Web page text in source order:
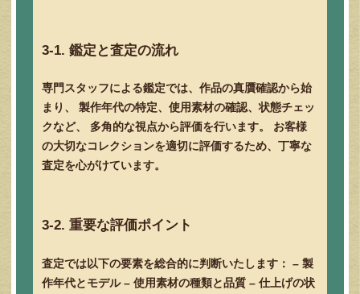
3-1. 鑑定と査定の流れ
専門スタッフによる鑑定では、作品の真贋確認から始
まり、 製作年代の特定、使用素材の確認、状態チェッ
クなど、 多角的な視点から評価を行います。 お客様
の大切なコレクションを適切に評価するため、丁寧な
査定を心がけています。
3-2. 重要な評価ポイント
査定では以下の要素を総合的に判断いたします： – 製
作年代とモデル – 使用素材の種類と品質 – 仕上げの状